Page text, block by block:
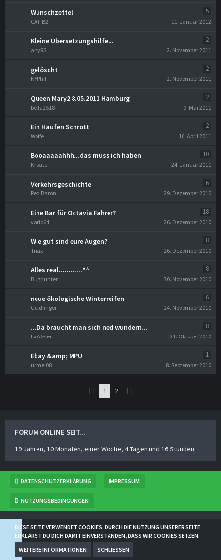
Wunschzettel 5
CAT-B2 11. Januar 2012
Kleine Übersetzungshilfe... 2
anyRS 2. November 2011
gelöscht 2
NYPhil 2. November 2011
Queen Mary2 8.05.2011 Hamburg 2
bella2518 9. Mai 2011
Ein Haufen Schrott 2
Woife 16. April 2011
Booaaaaahhh...das muss ich haben 10
Kroate 24. Januar 2011
Verkehrsgeschichte 6
Red Baron 29. Dezember 2010
Eine Bar für Octavia Fahrer? 18
vario64 26. Dezember 2010
Wie gut sind eure Augen? 8
Triax 26. Dezember 2010
Alles real............^^ 8
Bughunter 30. November 2010
neue ökologische Winterreifen 6
Goldfinger 24. November 2010
...Da braucht man sich ned wundern... 8
Ex A6-ler 21. Oktober 2010
Ebay &amp; MPU 1
urmel08 8. September 2010
1 2
FORUM ONLINE SEIT...
19 Jahren, 10 Monaten, einer Woche, 4 Tagen und 16 Stunden
DATENSCHUTZERKLÄRUNG IMPRESSUM
NUTZUNGSBEDINGUNGEN
BBCODESAMMLUNGVONNORSE
COMMUNITY-SOFTWARE:WOLTLAB SUITE™ 5.2.21
COMMUNITY-DESIGN:COMMUNITYVONSGTKANEKI | SK-DESIGNZ.DE
DIESE SEITE VERWENDET COOKIES. DURCH DIE NUTZUNG UNSERER SEITE
ERKLÄRST DU DICH DAMIT EINVERSTANDEN, DASS WIR COOKIES SETZEN.
WEITERE INFORMATIONEN
SCHLIESSEN